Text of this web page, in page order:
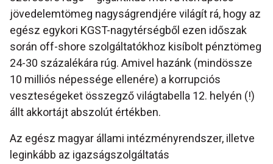
jövedelemtömeg nagyságrendjére világít rá, hogy az
egész egykori KGST-nagytérségből ezen időszak
során off-shore szolgáltatókhoz kisíbolt pénztömeg
24-30 százalékára rúg. Amivel hazánk (mindössze
10 milliós népessége ellenére) a korrupciós
veszteségeket összegző világtabella 12. helyén (!)
állt akkortájt abszolút értékben.
Az egész magyar állami intézményrendszer, illetve
leginkább az igazságszolgáltatás